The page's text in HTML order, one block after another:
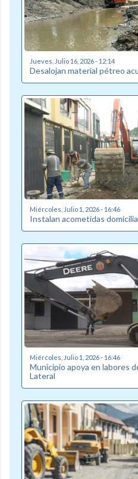
Jueves, Julio 16, 2026 - 12:14
Desalojan material pétreo
Miércoles, Julio 1, 2026 - 16:46
Instalan acometidas
Miércoles, Julio 1, 2026 - 16:46
Municipio apoya en labores
Lateral